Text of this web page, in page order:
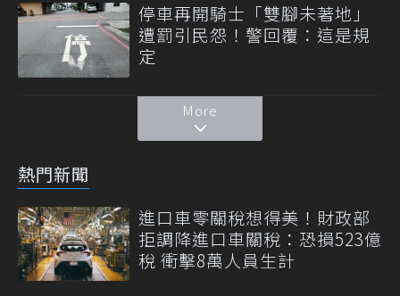
停車再開騎士「雙腳未著地」
遭罰引民怨！警回覆：這是規
定
More
熱門新聞
進口車零關稅想得美！財政部
拒調降進口車關稅：恐損523億
稅 衝擊8萬人員生計